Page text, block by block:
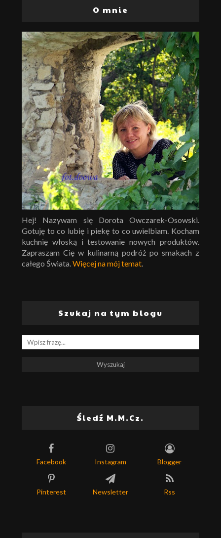
O mnie
Hej! Nazywam się Dorota Owczarek-Osowski.
Gotuję to co lubię i piekę to co uwielbiam. Kocham
kuchnię włoską i testowanie nowych produktów.
Zapraszam Cię w kulinarną podróż po smakach z
całego Świata.Więcej na mój temat.
Szukaj na tym blogu
Śledź M.M.Cz.
Facebook Instagram Blogger
Pinterest Newsletter Rss